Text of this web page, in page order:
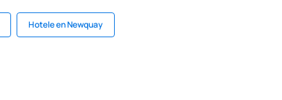
Hotele en Newquay